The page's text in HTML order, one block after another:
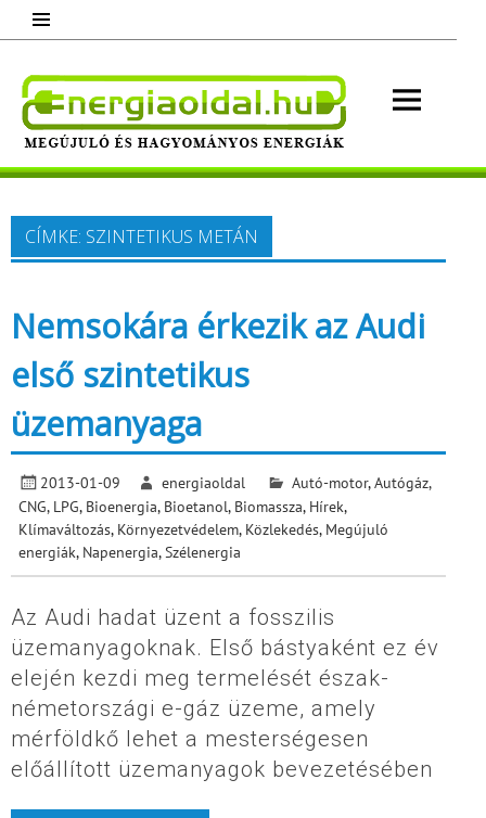
content
Megújuló és hagyományos energiák.
Minden, ami energia!
CÍMKE: SZINTETIKUS METÁN
Nemsokára érkezik az Audi
első szintetikus
üzemanyaga
2013-01-09 energiaoldal Autó-motor,Autógáz,
CNG, LPG, Bioenergia, Bioetanol, Biomassza, Hírek,
Klímaváltozás, Környezetvédelem, Közlekedés, Megújuló
energiák, Napenergia, Szélenergia
Az Audi hadat üzent a fosszilis
üzemanyagoknak. Első bástyaként ez év
elején kezdi meg termelését észak-
németországi e-gáz üzeme, amely
mérföldkő lehet a mesterségesen
előállított üzemanyagok bevezetésében